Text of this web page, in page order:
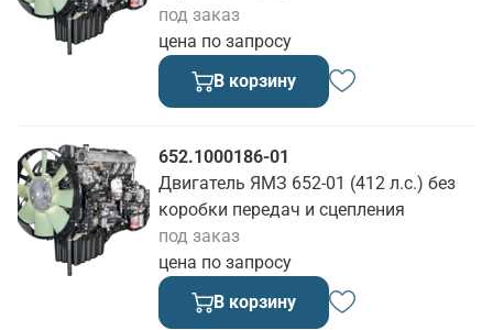
цена по запросу
под заказ
В корзину
652.1000186-01
Двигатель ЯМЗ 652-01 (412 л.с.) без
коробки передач и сцепления
цена по запросу
под заказ
В корзину